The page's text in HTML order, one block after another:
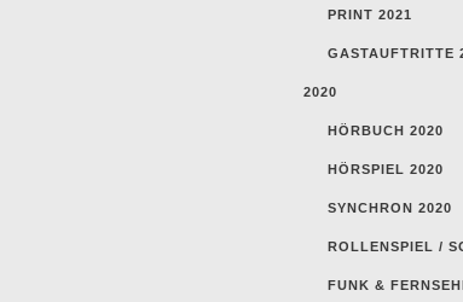
PRINT 2021
GASTAUFTRITTE
2020
HÖRBUCH 2020
HÖRSPIEL 2020
SYNCHRON 2020
ROLLENSPIEL /
FUNK &